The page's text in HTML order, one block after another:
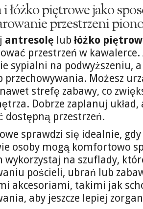
łóżko piętrowe jako
przestrzeni
antresolę lub łóżko
przestrzeń w
sypialni na podwyższeniu,
przechowywania. Możesz
strefę zabawy, co
Dobrze zaplanuj
dostępną przestrzeń.
sprawdzi się idealnie, gdy
osoby mogą komfortowo
wykorzystaj na szuflady,
pościeli, ubrań lub
akcesoriami, takimi jak
aby jeszcze lepiej